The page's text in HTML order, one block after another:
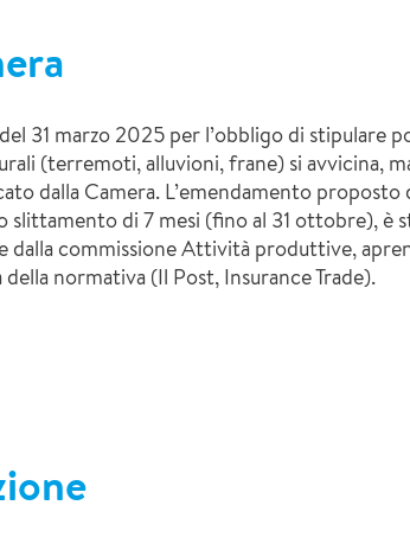
31 marzo 2025 per l’obbligo di stipulare
(terremoti, alluvioni, frane) si avvicina,
dalla Camera. L’emendamento proposto
slittamento di 7 mesi (fino al 31 ottobre), è
dalla commissione Attività produttive,
normativa (Il Post, Insurance Trade).